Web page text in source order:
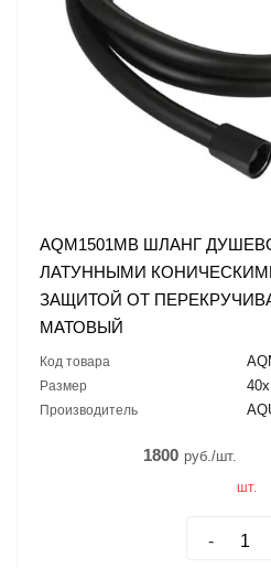
AQM1501MB ШЛАНГ
ЛАТУННЫМИ
ЗАЩИТОЙ ОТ
МАТОВЫЙ
Код товара
Размер
Производитель
1800 руб./шт.
шт.
-